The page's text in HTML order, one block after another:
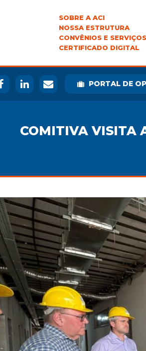
SOBRE A ACI
NOSSA ESTRUTURA
CONVÊNIOS E SERVIÇOS
CERTIFICADO DIGITAL
PORTAL DE
COMITIVA VISITA